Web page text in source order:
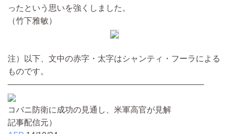
ったという思いを強くしました。
（竹下雅敏）
注）以下、文中の赤字・太字はシャンティ・フーラによる
ものです。
――――――――――――――――――――――――
コバニ防衛に成功の見通し、米軍高官が見解
記事配信元）